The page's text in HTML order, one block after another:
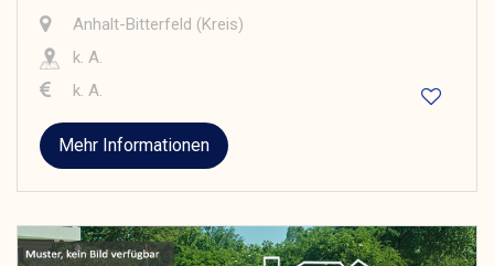
Anhalt-Bitterfeld (Kreis)
k. A.
k. A.
Mehr Informationen